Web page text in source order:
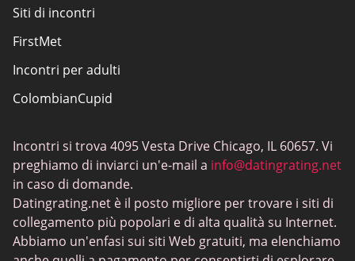
Siti di incontri
FirstMet
Incontri per adulti
ColombianCupid
MeetMindful
Incontri BDSM
BBPeopleMeet
Siti Sugar Daddy
Incontri si trova 4095 Vesta Drive Chicago, IL 60657. Vi
preghiamo di inviarci un'e-mail a info@datingrating.net
in caso di domande.
Datingrating.net è il posto migliore per trovare i siti di
collegamento più popolari e di alta qualità su Internet.
Abbiamo un'enfasi sui siti Web gratuiti, ma elenchiamo